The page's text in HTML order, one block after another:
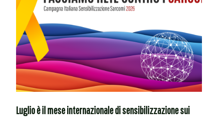
Luglio è il mese internazionale di sensibilizzazione sui